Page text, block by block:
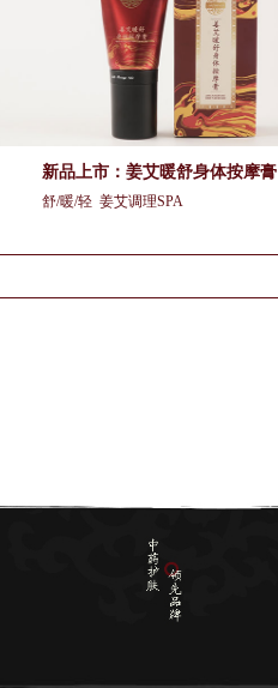
新品上市：姜艾暖舒身体按摩膏
舒/暖/轻 姜艾调理SPA